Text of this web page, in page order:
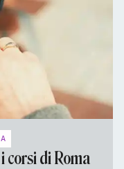
corsi di Roma